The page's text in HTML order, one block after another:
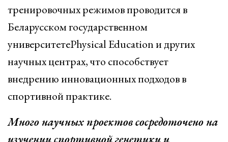
тренировочных режимов проводится в
Беларусском государственном
университетеPhysical Education и других
научных центрах, что способствует
внедрению инновационных подходов в
спортивной практике.
Много научных проектов сосредоточено на